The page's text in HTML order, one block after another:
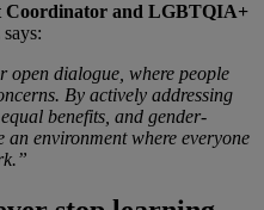
Coordinator and LGBTQIA+
says:
open dialogue, where people
By actively addressing
benefits, and gender-
environment where everyone